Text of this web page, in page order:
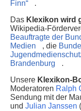
Finn“
.
Das Klexikon wird
Wikipedia-
Beauftragte der
Medien
, die
Brandenburg
.
Unsere Klexikon-
Moderatoren Ralph
Sendung mit der
und Julian Janssen